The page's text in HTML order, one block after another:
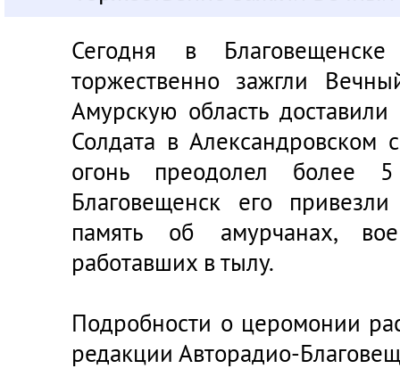
Сегодня в
торжественно зажгли
Амурскую область
Солдата в Александровском
огонь преодолел более
Благовещенск его
память об амурчанах,
работавших в тылу.
Подробности о церомонии
редакции Авторадио-